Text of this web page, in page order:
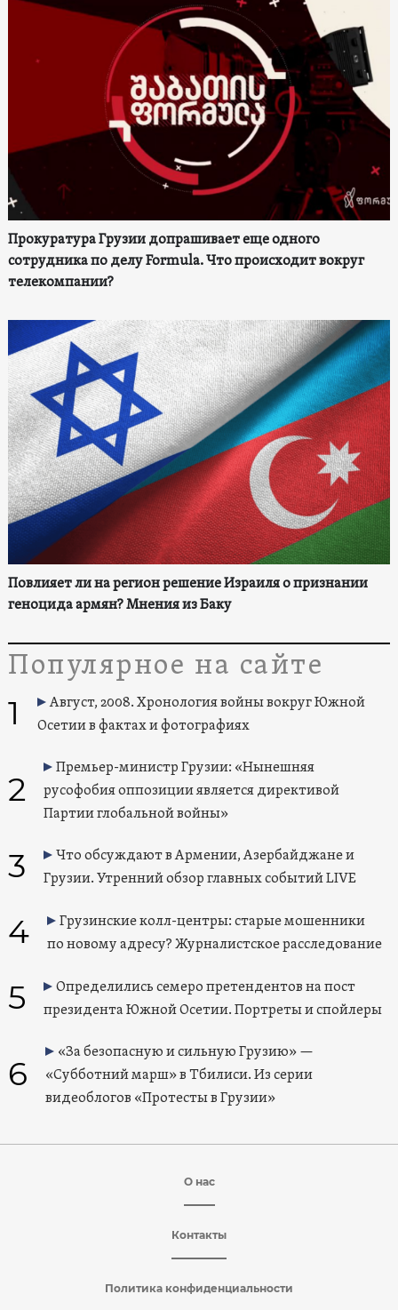
Прокуратура Грузии допрашивает еще одного
сотрудника по делу Formula. Что происходит вокруг
телекомпании?
Повлияет ли на регион решение Израиля о признании
геноцида армян? Мнения из Баку
Популярное на сайте
1
Август, 2008. Хронология войны вокруг Южной
Осетии в фактах и фотографиях
2
Премьер-министр Грузии: «Нынешняя
русофобия оппозиции является директивой
Партии глобальной войны»
3
Что обсуждают в Армении, Азербайджане и
Грузии. Утренний обзор главных событий LIVE
4
Грузинские колл-центры: старые мошенники
по новому адресу? Журналистское расследование
5
Определились семеро претендентов на пост
президента Южной Осетии. Портреты и спойлеры
6
«За безопасную и сильную Грузию» —
«Субботний марш» в Тбилиси. Из серии
видеоблогов «Протесты в Грузии»
О нас
Контакты
Политика конфиденциальности